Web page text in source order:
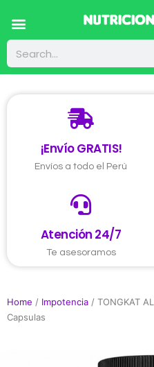
¡Envío GRATIS!
Envíos a todo el Perú
Atención 24/7
Te asesoramos
Home / Impotencia / TONGKAT
Capsulas